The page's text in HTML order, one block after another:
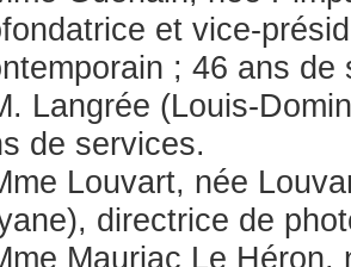
et vice-
; 46 ans de
Langrée (Louis-
de services.
Louvart, née
directrice de
Mauriac Le